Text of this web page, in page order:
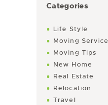
Categories
Life Style
Moving Service
Moving Tips
New Home
Real Estate
Relocation
Travel